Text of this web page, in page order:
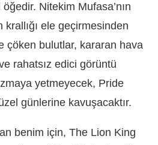
Nitekim Mufasa’nın
krallığı ele geçirmesinden
çöken bulutlar, kararan hava
rahatsız edici görüntü
yetmeyecek, Pride
günlerine kavuşacaktır.
benim için, The Lion King